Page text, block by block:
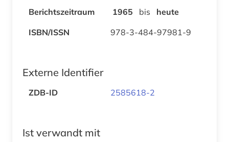
Berichtszeitraum
1965 bis
heute
ISBN/ISSN
978-3-484-97981-9
Externe Identifier
ZDB-ID 2585618-2
Ist verwandt mit